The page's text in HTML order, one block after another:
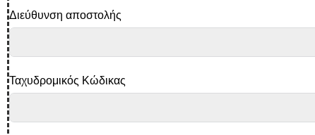
Διεύθυνση αποστολής
Ταχυδρομικός Κώδικας